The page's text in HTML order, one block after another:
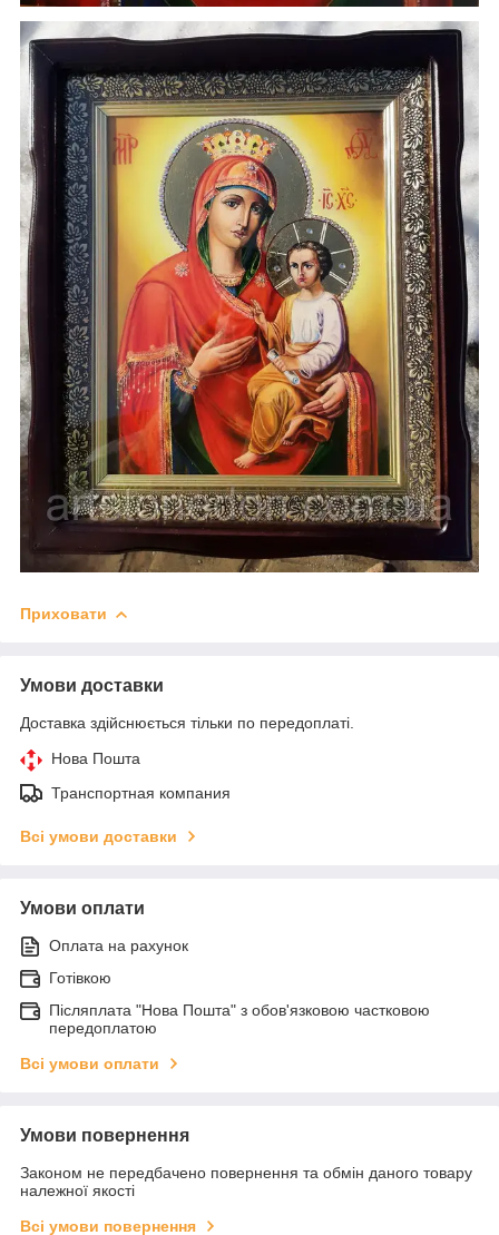
Приховати
Умови доставки
Доставка здійснюється тільки по передоплаті.
Нова Пошта
Транспортная компания
Всі умови доставки
Умови оплати
Оплата на рахунок
Готівкою
Післяплата "Нова Пошта" з обов'язковою частковою
передоплатою
Всі умови оплати
Умови повернення
Законом не передбачено повернення та обмін даного товару
належної якості
Всі умови повернення